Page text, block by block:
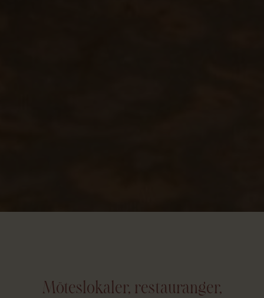
Möteslokaler, restauranger,